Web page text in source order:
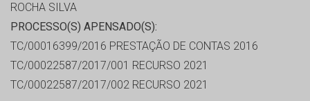
ROCHA SILVA
PROCESSO(S) APENSADO(S):
TC/00016399/2016 PRESTAÇÃO DE CONTAS 2016
TC/00022587/2017/001 RECURSO 2021
TC/00022587/2017/002 RECURSO 2021